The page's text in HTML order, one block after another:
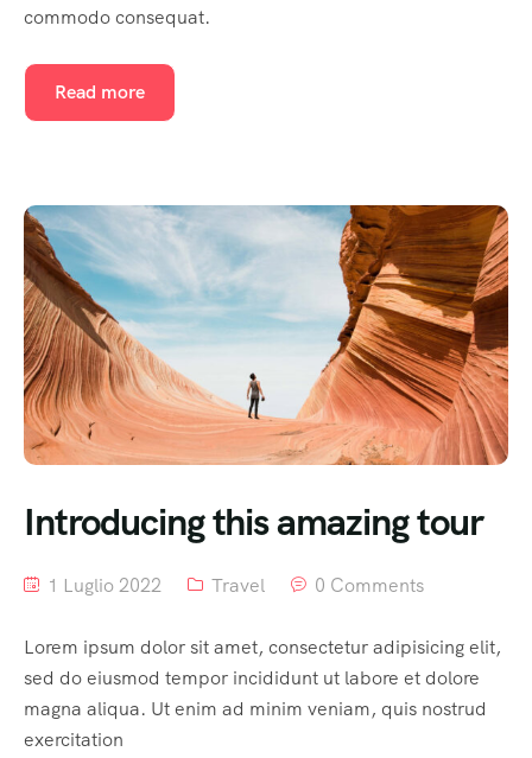
commodo consequat.
Read more
Introducing this amazing tour
1 Luglio 2022 Travel 0 Comments
Lorem ipsum dolor sit amet, consectetur adipisicing elit,
sed do eiusmod tempor incididunt ut labore et dolore
magna aliqua. Ut enim ad minim veniam, quis nostrud
exercitation